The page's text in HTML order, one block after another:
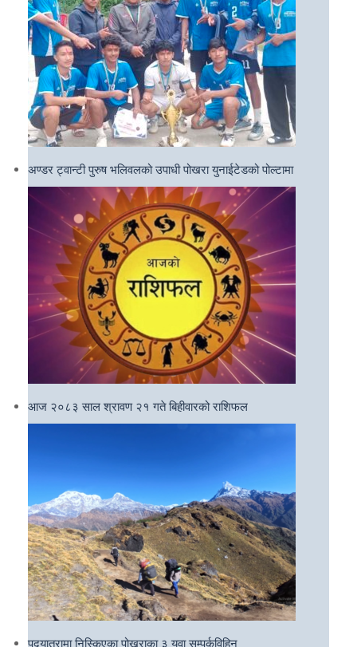
अण्डर ट्वान्टी पुरुष भलिवलको उपाधी पोखरा युनाईटेडको पोल्टामा
आज २०८३ साल श्रावण २१ गते बिहीवारको राशिफल
पदयात्रामा निस्किएका पोखराका ३ युवा सम्पर्कविहिन